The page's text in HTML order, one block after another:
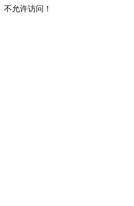
不允许访问！